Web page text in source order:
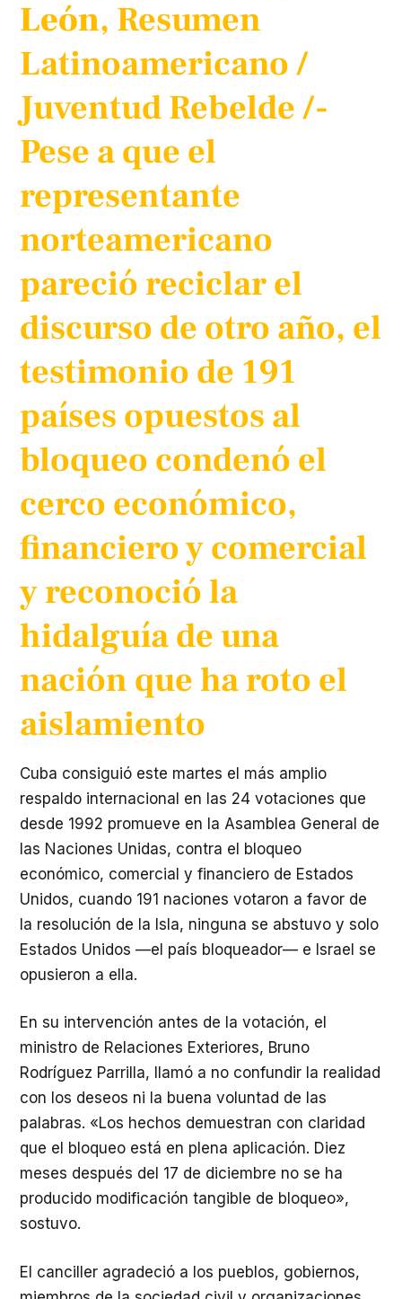
León, Resumen
Latinoamericano /
Juventud Rebelde /-
Pese a que el
representante
norteamericano
pareció reciclar el
discurso de otro año, el
testimonio de 191
países opuestos al
bloqueo condenó el
cerco económico,
financiero y comercial
y reconoció la
hidalguía de una
nación que ha roto el
aislamiento
Cuba consiguió este martes el más amplio
respaldo internacional en las 24 votaciones que
desde 1992 promueve en la Asamblea General de
las Naciones Unidas, contra el bloqueo
económico, comercial y financiero de Estados
Unidos, cuando 191 naciones votaron a favor de
la resolución de la Isla, ninguna se abstuvo y solo
Estados Unidos —el país bloqueador— e Israel se
opusieron a ella.
En su intervención antes de la votación, el
ministro de Relaciones Exteriores, Bruno
Rodríguez Parrilla, llamó a no confundir la realidad
con los deseos ni la buena voluntad de las
palabras. «Los hechos demuestran con claridad
que el bloqueo está en plena aplicación. Diez
meses después del 17 de diciembre no se ha
producido modificación tangible de bloqueo»,
sostuvo.
El canciller agradeció a los pueblos, gobiernos,